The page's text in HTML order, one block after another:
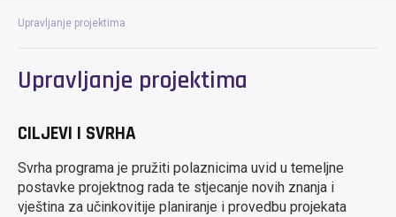
Upravljanje projektima
Upravljanje projektima
CILJEVI I SVRHA
Svrha programa je pružiti polaznicima uvid u temeljne
postavke projektnog rada te stjecanje novih znanja i
vještina za učinkovitije planiranje i provedbu projekata